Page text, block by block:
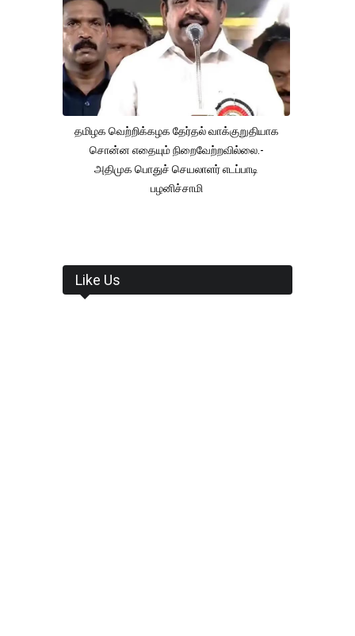
தமிழக வெற்றிக்கழக தேர்தல் வாக்குறுதியாக
சொன்ன எதையும் நிறைவேற்றவில்லை.-
அதிமுக பொதுச் செயலாளர் எடப்பாடி
பழனிச்சாமி
Like Us